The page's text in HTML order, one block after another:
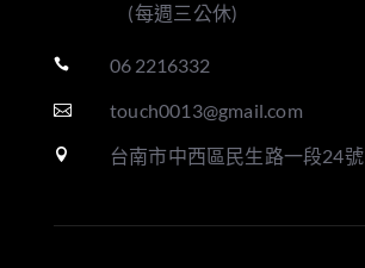
(每週三公休)
 06 2216332
 touch0013@gmail.com
 台南市中西區民生路一段24號